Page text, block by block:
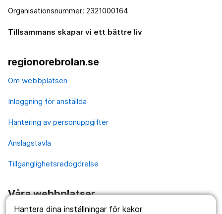
Hantera dina inställningar för kakor
Organisationsnummer: 2321000164
Tillsammans skapar vi ett bättre liv
regionorebrolan.se
Om webbplatsen
Inloggning för anställda
Hantering av personuppgifter
Anslagstavla
Tillgänglighetsredogörelse
Våra webbplatser